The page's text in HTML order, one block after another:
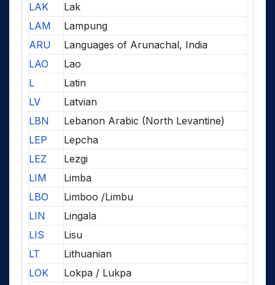
LAK
Lak
LAM
Lampung
ARU
Languages of Arunachal, India
LAO
Lao
L
Latin
LV
Latvian
LBN
Lebanon Arabic (North Levantine)
LEP
Lepcha
LEZ
Lezgi
LIM
Limba
LBO
Limboo /Limbu
LIN
Lingala
LIS
Lisu
LT
Lithuanian
LOK
Lokpa / Lukpa